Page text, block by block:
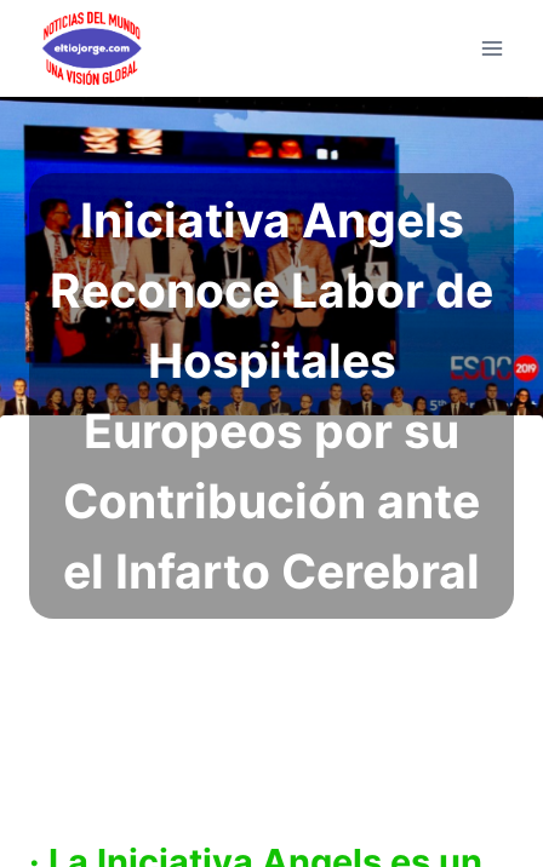
Saltar
contenido
Iniciativa Angels
Reconoce Labor de
Hospitales
Europeos por su
Contribución ante
el Infarto Cerebral